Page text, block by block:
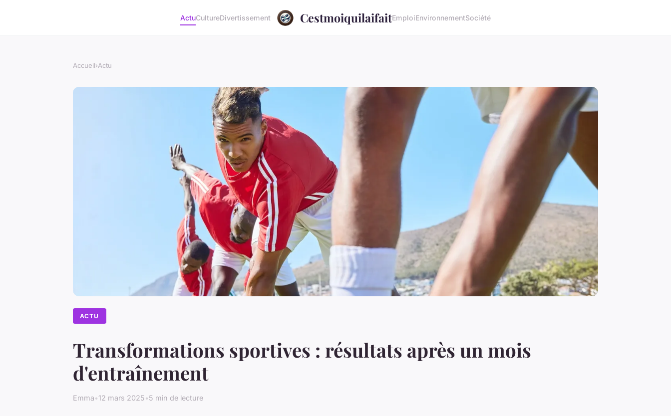
ActuCultureDivertissement CestmoiquilaifaitEmploiEnvironnementSociété
Accueil›Actu
ACTU
Transformations sportives : résultats après un mois
d'entraînement
Emma•12 mars 2025•5 min de lecture